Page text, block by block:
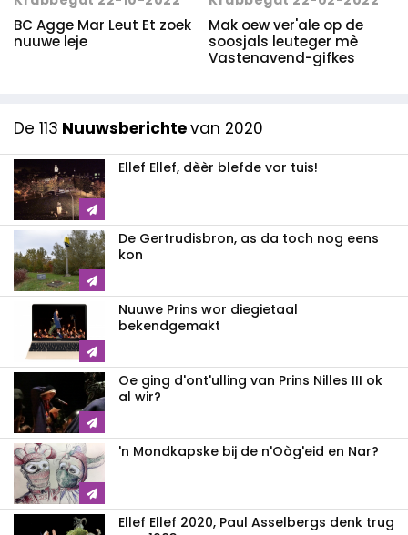
BC Agge Mar Leut Et zoek
nuuwe leje
Mak oew ver'ale op de
soosjals leuteger mè
Vastenavend-gifkes
De 113 Nuuwsberichtevan 2020
Ellef Ellef, dèèr blefde vor tuis!
De Gertrudisbron, as da toch nog eens
kon
Nuuwe Prins wor diegietaal
bekendgemakt
Oe ging d'ont'ulling van Prins Nilles III ok
al wir?
'n Mondkapske bij de n'Oòg'eid en Nar?
Ellef Ellef 2020, Paul Asselbergs denk trug